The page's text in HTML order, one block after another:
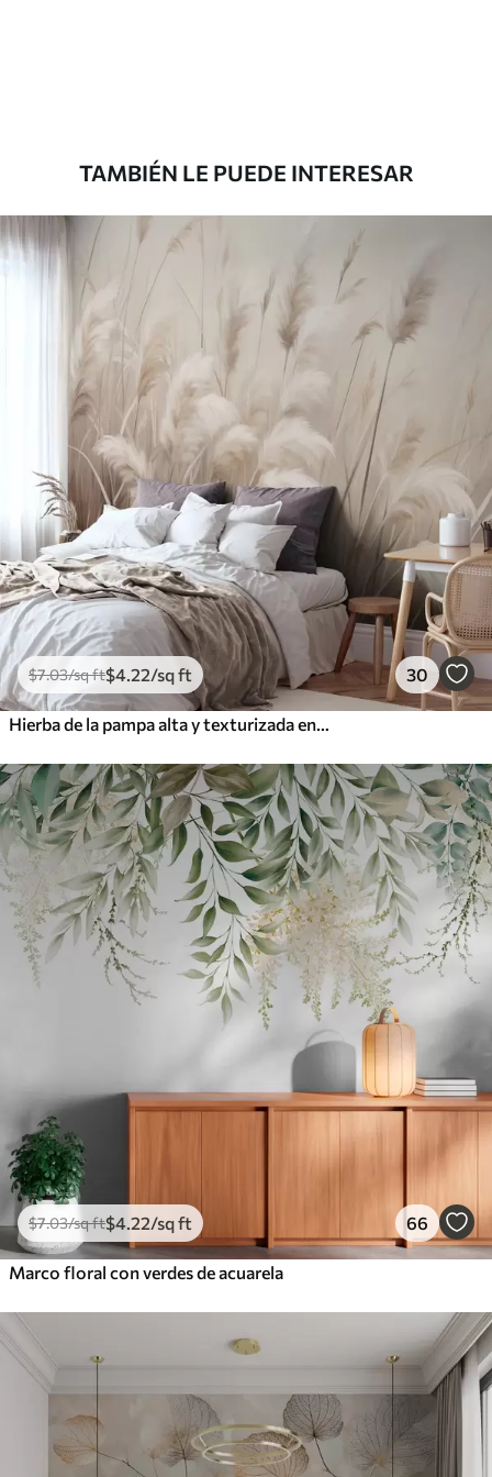
Peel and Stick
12.77$7.66/sq ft
TAMBIÉN LE PUEDE INTERESAR
$7.03/sq ft$4 .22/sq ft 30
$7.03/sq ft$4 .22/sq ft 66
Marco floral con verdes de acuarela